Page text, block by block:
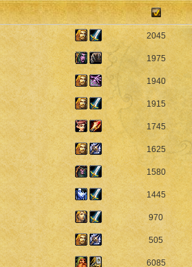
2045
1975
1940
1915
1745
1625
1580
1445
970
505
6085